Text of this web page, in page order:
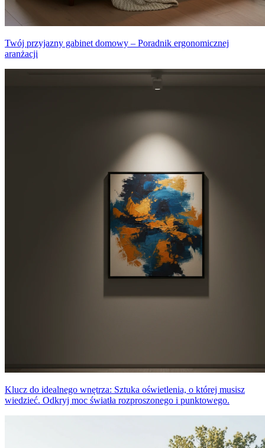
Twój przyjazny gabinet domowy – Poradnik ergonomicznej
aranżacji
Klucz do idealnego wnętrza: Sztuka oświetlenia, o której musisz
wiedzieć. Odkryj moc światła rozproszonego i punktowego.